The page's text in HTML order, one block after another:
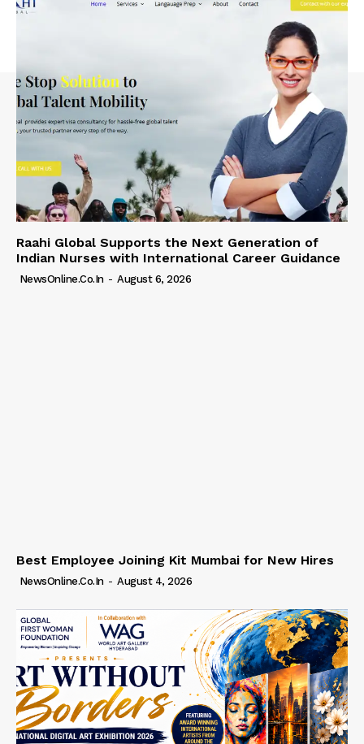
Raahi Global Supports the Next Generation of
Indian Nurses with International Career Guidance
NewsOnline.co.in - August 6, 2026
Best Employee Joining Kit Mumbai for New Hires
NewsOnline.co.in - August 4, 2026